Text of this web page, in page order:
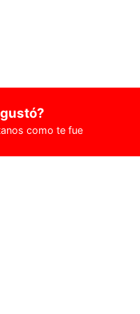
como te fue